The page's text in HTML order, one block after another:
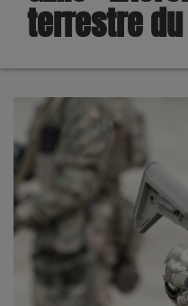
terrestre du